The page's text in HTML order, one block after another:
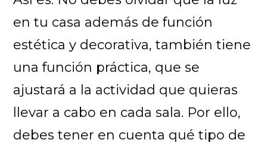
en tu casa además de función
estética y decorativa, también tiene
una función práctica, que se
ajustará a la actividad que quieras
llevar a cabo en cada sala. Por ello,
debes tener en cuenta qué tipo de